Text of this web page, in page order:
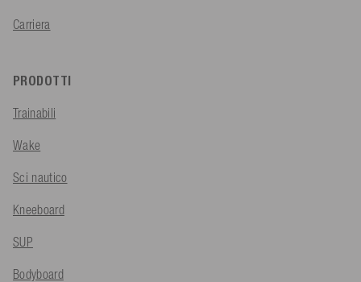
Carriera
PRODOTTI
Trainabili
Wake
Sci nautico
Kneeboard
SUP
Bodyboard